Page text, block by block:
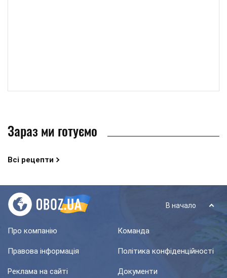
Зараз ми готуємо
Всі рецепти
В начало
Про компанію Команда
Правова інформація Політика конфіденційності
Реклама на сайті Документи